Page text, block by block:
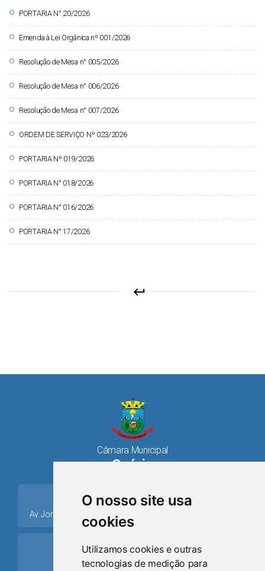
O nosso site usa
cookies
Utilizamos cookies e outras
tecnologias de medição para
circle PORTARIA N° 20/2026
circle Emenda à Lei Orgânica nº 001/2026
circle Resolução de Mesa n° 005/2026
circle Resolução de Mesa n° 006/2026
circle Resolução de Mesa n° 007/2026
circle ORDEM DE SERVIÇO Nº 023/2026
circle PORTARIA Nº 019/2026
circle PORTARIA N° 018/2026
circle PORTARIA N° 016/2026
circle PORTARIA N° 17/2026
keyboard_return
Câmara Municipal
Osório
place
Av. Jorge Dariva, 1211, Centro CEP: 95520.000 - Osório/RS
ring_volume
Telefone